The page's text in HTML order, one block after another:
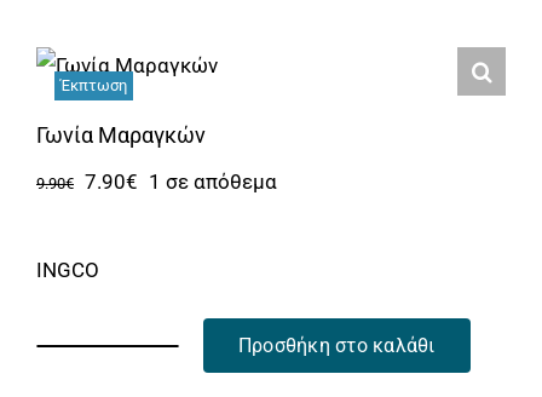
Σπίτι/Κήπος/Αγροτικά
Αντλίες/Πιεστικά
Γεννήτριες/Συγκόλληση
Περισσότερα
Έκπτωση
Γωνία Μαραγκών
9.90€ Original
7.90€ Η1 σε απόθεμα
INGCO
Προσθήκη στο καλάθι